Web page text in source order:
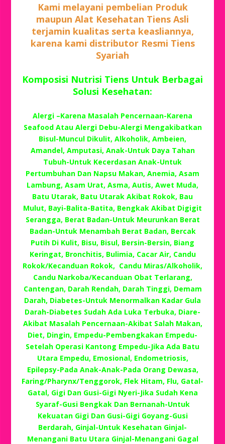
Kami melayani pembelian Produk
maupun Alat Kesehatan Tiens Asli
terjamin kualitas serta keasliannya,
karena kami distributor Resmi Tiens
Syariah
Komposisi Nutrisi Tiens Untuk Berbagai
Solusi Kesehatan:
Alergi –Karena Masalah Pencernaan-Karena
Seafood Atau Alergi Debu-Alergi Mengakibatkan
Bisul-Muncul Dikulit, Alkoholik, Ambeien,
Amandel, Amputasi, Anak-Untuk Daya Tahan
Tubuh-Untuk Kecerdasan Anak-Untuk
Pertumbuhan Dan Napsu Makan, Anemia, Asam
Lambung, Asam Urat, Asma, Autis, Awet Muda,
Batu Utarak, Batu Utarak Akibat Rokok, Bau
Mulut, Bayi-Balita-Batita, Bengkak Akibat Digigit
Serangga, Berat Badan-Untuk Meurunkan Berat
Badan-Untuk Menambah Berat Badan, Bercak
Putih Di Kulit, Bisu, Bisul, Bersin-Bersin, Biang
Keringat, Bronchitis, Bulimia, Cacar Air, Candu
Rokok/Kecanduan Rokok, Candu Miras/Alkoholik,
Candu Narkoba/Kecanduan Obat Terlarang,
Cantengan, Darah Rendah, Darah Tinggi, Demam
Darah, Diabetes-Untuk Menormalkan Kadar Gula
Darah-Diabetes Sudah Ada Luka Terbuka, Diare-
Akibat Masalah Pencernaan-Akibat Salah Makan,
Diet, Dingin, Empedu-Pembengkakan Empedu-
Setelah Operasi Kantong Empedu-Jika Ada Batu
Utara Empedu, Emosional, Endometriosis,
Epilepsy-Pada Anak-Anak-Pada Orang Dewasa,
Faring/Pharynx/Tenggorok, Flek Hitam, Flu, Gatal-
Gatal, Gigi Dan Gusi-Gigi Nyeri-Jika Sudah Kena
Syaraf-Gusi Bengkak Dan Bernanah-Untuk
Kekuatan Gigi Dan Gusi-Gigi Goyang-Gusi
Berdarah, Ginjal-Untuk Kesehatan Ginjal-
Menangani Batu Utara Ginjal-Menangani Gagal